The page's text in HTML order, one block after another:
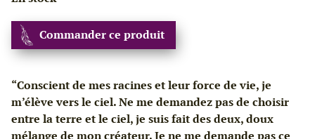
Commander ce produit
“Conscient de mes racines et leur force de vie, je
m’élève vers le ciel. Ne me demandez pas de choisir
entre la terre et le ciel, je suis fait des deux, doux
mélange de mon créateur. Je ne me demande pas ce